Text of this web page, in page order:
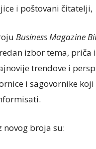
i poštovani čitatelji,
Business Magazine
izbor tema, priča
trendove i
i sagovornike koji
novog broja su: